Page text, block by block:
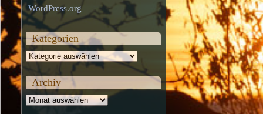
WordPress.org
Kategorien
Kategorien
Archiv
Archiv